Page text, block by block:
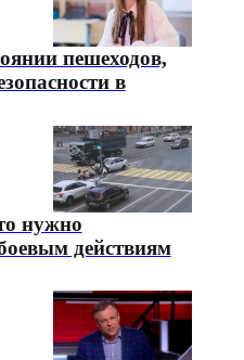
пешеходов,
в
нужно
действиям